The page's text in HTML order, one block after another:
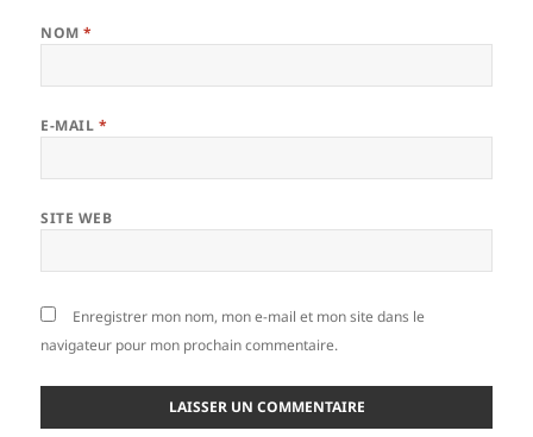
NOM*
E-MAIL *
SITE WEB
Enregistrer mon nom, mon e-mail et mon site dans le
navigateur pour mon prochain commentaire.